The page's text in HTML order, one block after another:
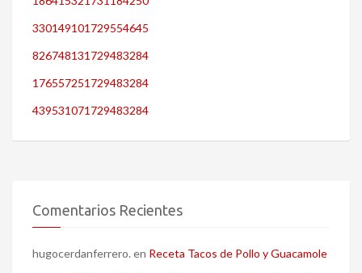
330149101729554645
826748131729483284
176557251729483284
439531071729483284
Comentarios Recientes
hugocerdanferrero. en Receta Tacos de Pollo y Guacamole